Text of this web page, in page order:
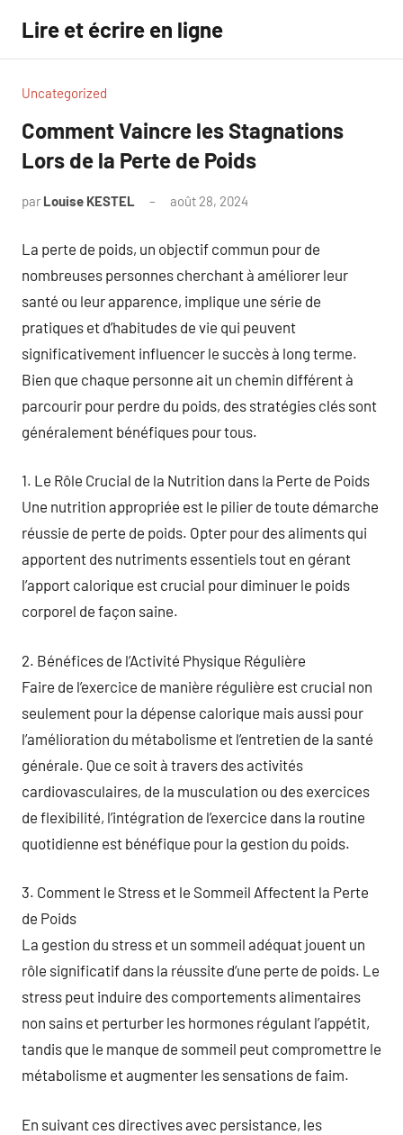
contenu
Lire et écrire en ligne
Uncategorized
Comment Vaincre les Stagnations
Lors de la Perte de Poids
par Louise KESTEL août 28, 2024
La perte de poids, un objectif commun pour de
nombreuses personnes cherchant à améliorer leur
santé ou leur apparence, implique une série de
pratiques et d’habitudes de vie qui peuvent
significativement influencer le succès à long terme.
Bien que chaque personne ait un chemin différent à
parcourir pour perdre du poids, des stratégies clés sont
généralement bénéfiques pour tous.
1. Le Rôle Crucial de la Nutrition dans la Perte de Poids
Une nutrition appropriée est le pilier de toute démarche
réussie de perte de poids. Opter pour des aliments qui
apportent des nutriments essentiels tout en gérant
l’apport calorique est crucial pour diminuer le poids
corporel de façon saine.
2. Bénéfices de l’Activité Physique Régulière
Faire de l’exercice de manière régulière est crucial non
seulement pour la dépense calorique mais aussi pour
l’amélioration du métabolisme et l’entretien de la santé
générale. Que ce soit à travers des activités
cardiovasculaires, de la musculation ou des exercices
de flexibilité, l’intégration de l’exercice dans la routine
quotidienne est bénéfique pour la gestion du poids.
3. Comment le Stress et le Sommeil Affectent la Perte
de Poids
La gestion du stress et un sommeil adéquat jouent un
rôle significatif dans la réussite d’une perte de poids. Le
stress peut induire des comportements alimentaires
non sains et perturber les hormones régulant l’appétit,
tandis que le manque de sommeil peut compromettre le
métabolisme et augmenter les sensations de faim.
En suivant ces directives avec persistance, les